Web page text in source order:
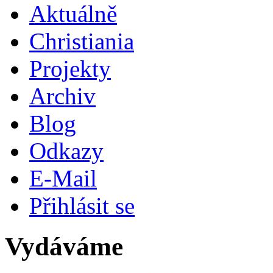
Aktuálně
Christiania
Projekty
Archiv
Blog
Odkazy
E-Mail
Přihlásit se
Vydáváme